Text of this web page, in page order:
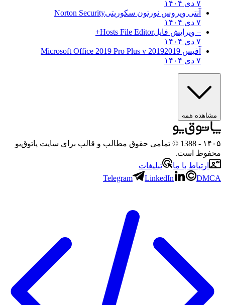
۷ دی ۱۴۰۴
آنتی ویروس نورتون سکوریتیNorton Security
۷ دی ۱۴۰۴
– ویرایش فایلHosts File Editor+
۷ دی ۱۴۰۴
آفیس 2019 2019 Microsoft Office 2019 Pro Plus v
۷ دی ۱۴۰۴
مشاهده همه
۱۴۰۵
- 1388 © تمامی حقوق مطالب و قالب برای سایت پاتوق‌یو
محفوظ است.
ارتباط با ما
تبلیغات
Telegram
LinkedIn DMCA